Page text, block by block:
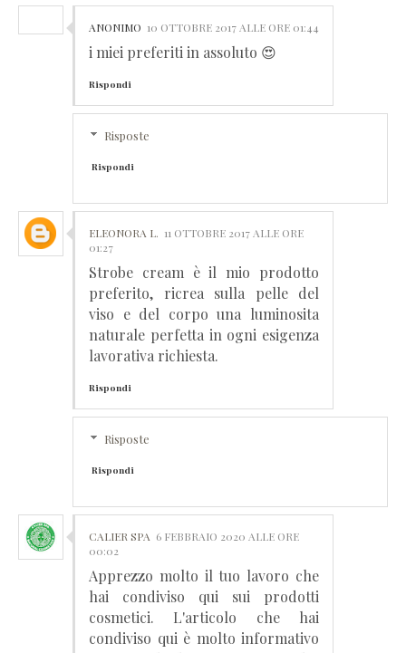
ANONIMO 10 OTTOBRE 2017 ALLE ORE 01:44
i miei preferiti in assoluto 😍
Rispondi
Risposte
Rispondi
ELEONORA L. 11 OTTOBRE 2017 ALLE ORE
01:27
Strobe cream è il mio prodotto
preferito, ricrea sulla pelle del
viso e del corpo una luminosita
naturale perfetta in ogni esigenza
lavorativa richiesta.
Rispondi
Risposte
Rispondi
CALIER SPA 6 FEBBRAIO 2020 ALLE ORE
00:02
Apprezzo molto il tuo lavoro che
hai condiviso qui sui prodotti
cosmetici. L'articolo che hai
condiviso qui è molto informativo